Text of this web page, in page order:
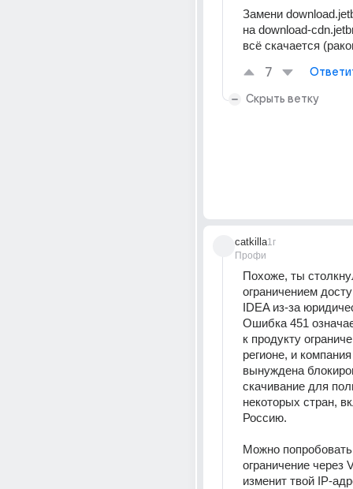
Замени
на download-
всё скачается
7
Скрыть ветку
catkilla
Профи
1г
Похоже, ты
ограничением
IDEA из-за
Ошибка 451
к продукту
регионе, и
вынуждена
скачивание для
некоторых стран,
Россию.
Можно
ограничение через
изменит твой IP-